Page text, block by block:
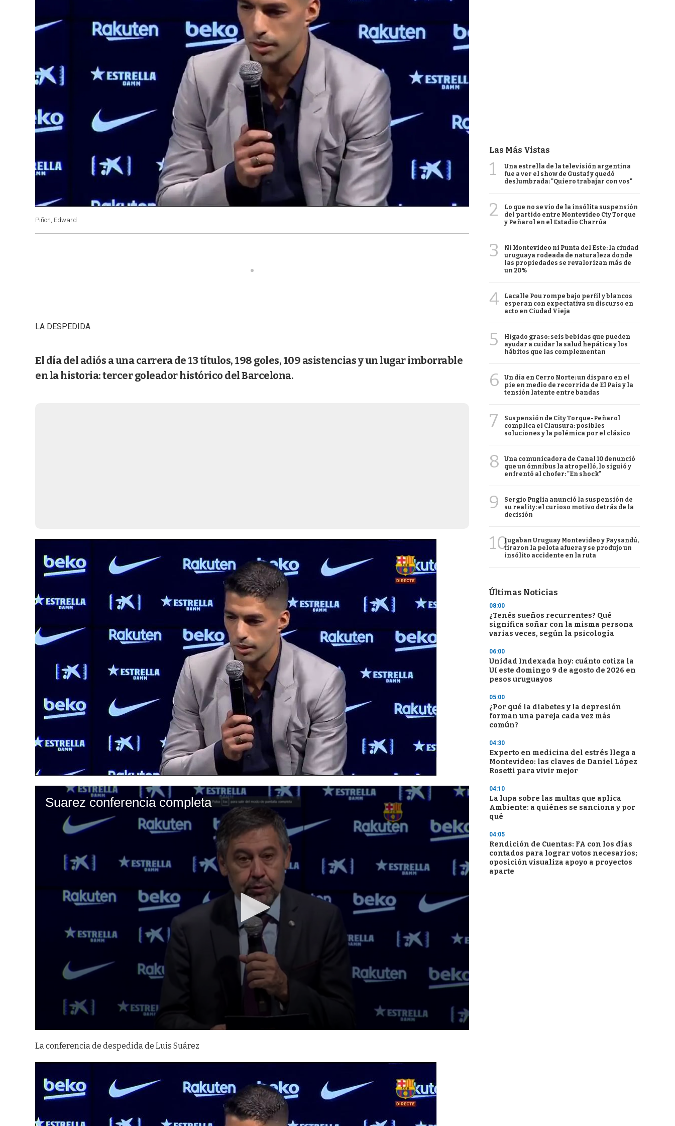
Piñon, Edward
LA DESPEDIDA
El día del adiós a una carrera de 13 títulos, 198 goles, 109 asistencias y un lugar imborrable
en la historia: tercer goleador histórico del Barcelona.
La conferencia de despedida de Luis Suárez
Las Más Vistas
1
Una estrella de la televisión argentina
fue a ver el show de Gustaf y quedó
deslumbrada: "Quiero trabajar con vos"
2
Lo que no se vio de la insólita suspensión
del partido entre Montevideo Cty Torque
y Peñarol en el Estadio Charrúa
3
Ni Montevideo ni Punta del Este: la ciudad
uruguaya rodeada de naturaleza donde
las propiedades se revalorizan más de
un 20%
4
Lacalle Pou rompe bajo perfil y blancos
esperan con expectativa su discurso en
acto en Ciudad Vieja
5
Hígado graso: seis bebidas que pueden
ayudar a cuidar la salud hepática y los
hábitos que las complementan
6
Un día en Cerro Norte: un disparo en el
pie en medio de recorrida de El País y la
tensión latente entre bandas
7
Suspensión de City Torque-Peñarol
complica el Clausura: posibles
soluciones y la polémica por el clásico
8
Una comunicadora de Canal 10 denunció
que un ómnibus la atropelló, lo siguió y
enfrentó al chofer: "En shock"
9
Sergio Puglia anunció la suspensión de
su reality: el curioso motivo detrás de la
decisión
10Jugaban Uruguay Montevideo y Paysandú,
tiraron la pelota afuera y se produjo un
insólito accidente en la ruta
Últimas Noticias
08:00
¿Tenés sueños recurrentes? Qué
significa soñar con la misma persona
varias veces, según la psicología
06:00
Unidad Indexada hoy: cuánto cotiza la
UI este domingo 9 de agosto de 2026 en
pesos uruguayos
05:00
¿Por qué la diabetes y la depresión
forman una pareja cada vez más
común?
04:30
Experto en medicina del estrés llega a
Montevideo: las claves de Daniel López
Rosetti para vivir mejor
04:10
La lupa sobre las multas que aplica
Ambiente: a quiénes se sanciona y por
qué
04:05
Rendición de Cuentas: FA con los días
contados para lograr votos necesarios;
oposición visualiza apoyo a proyectos
aparte